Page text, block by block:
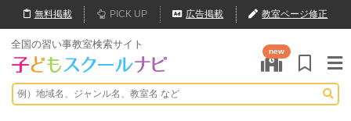
無料掲載 PICK UP 広告掲載 教室ページ修正
全国の習い事教室検索サイト
new